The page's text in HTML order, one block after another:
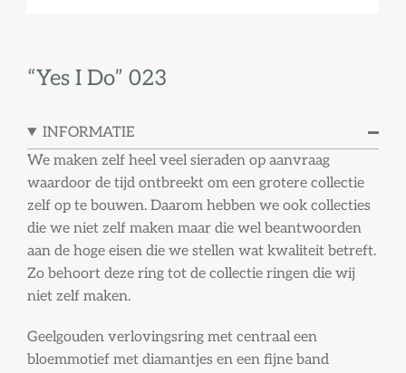
“Yes I Do” 023
INFORMATIE
We maken zelf heel veel sieraden op aanvraag
waardoor de tijd ontbreekt om een grotere collectie
zelf op te bouwen. Daarom hebben we ook collecties
die we niet zelf maken maar die wel beantwoorden
aan de hoge eisen die we stellen wat kwaliteit betreft.
Zo behoort deze ring tot de collectie ringen die wij
niet zelf maken.
Geelgouden verlovingsring met centraal een
bloemmotief met diamantjes en een fijne band